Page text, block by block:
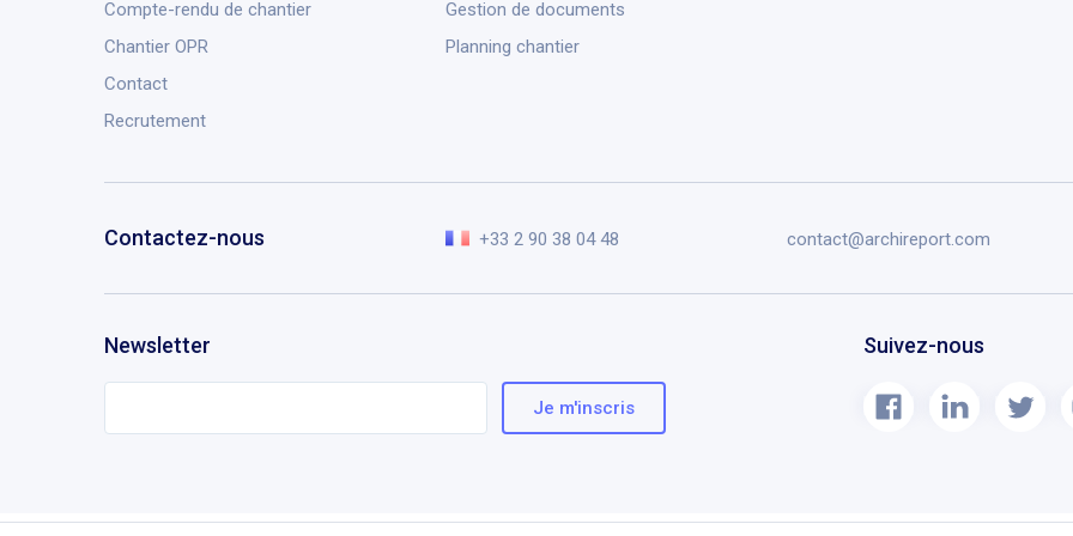
Compte-rendu de chantier
Chantier OPR
Contact
Recrutement
Gestion de documents
Planning chantier
Contactez-nous +33 2 90 38 04 48 contact@archireport.com
Newsletter Suivez-nous